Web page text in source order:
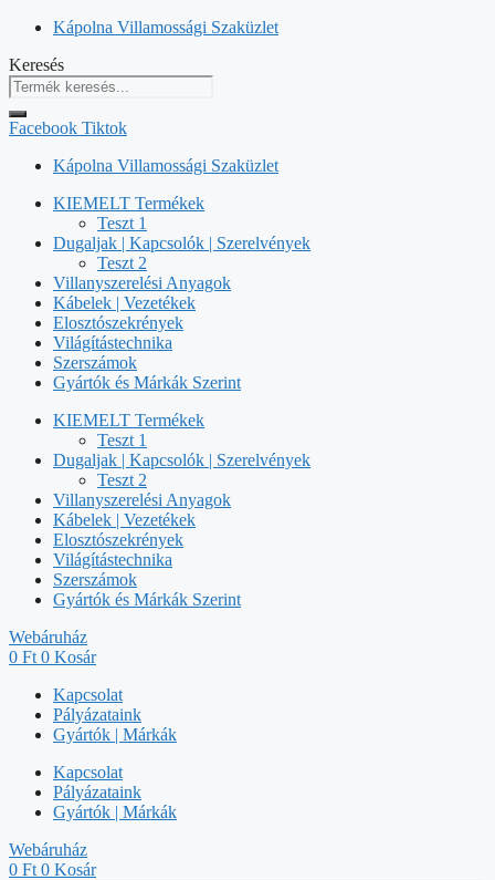
Kilépés
tartalomba
Kápolna Villamossági Szaküzlet
Keresés
Facebook Tiktok
Kápolna Villamossági Szaküzlet
KIEMELT Termékek
Teszt 1
Dugaljak | Kapcsolók | Szerelvények
Teszt 2
Villanyszerelési Anyagok
Kábelek | Vezetékek
Elosztószekrények
Világítástechnika
Szerszámok
Gyártók és Márkák Szerint
KIEMELT Termékek
Teszt 1
Dugaljak | Kapcsolók | Szerelvények
Teszt 2
Villanyszerelési Anyagok
Kábelek | Vezetékek
Elosztószekrények
Világítástechnika
Szerszámok
Gyártók és Márkák Szerint
Webáruház
0 Ft 0 Kosár
Kapcsolat
Pályázataink
Gyártók | Márkák
Kapcsolat
Pályázataink
Gyártók | Márkák
Webáruház
0 Ft 0 Kosár